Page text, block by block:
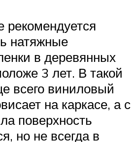
рекомендуется
натяжные
в деревянных
3 лет. В такой
всего виниловый
на каркасе, а с
поверхность
но не всегда в